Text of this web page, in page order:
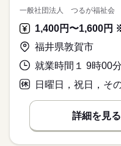
一般社団法人 つるが福祉会
福井県敦賀市
日曜日，祝日，そ
詳細を見る